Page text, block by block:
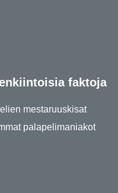
faktoja
mestaruuskisat
palapelimaniakot